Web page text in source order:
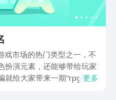
戏市场的热门类型之一，不
扮演元素，还能够带给玩家
就给大家带来一期“rpg网游
更多